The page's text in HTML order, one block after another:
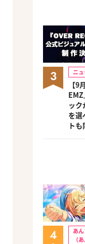
3 ニ
【
ック
を選
ト
4
あ
（